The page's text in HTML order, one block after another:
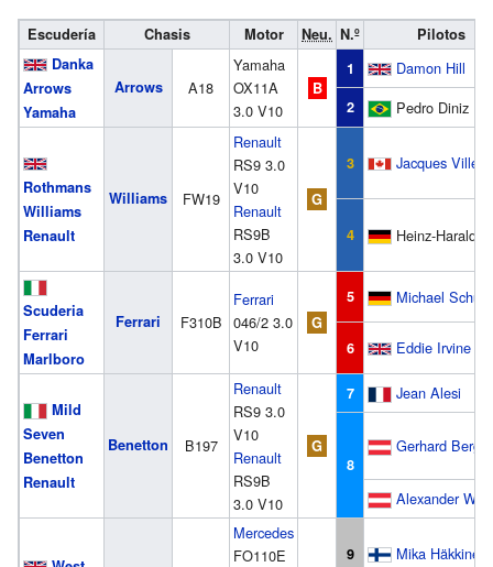
Escudería Chasis Motor Neu. N.º
Pilotos
Danka
Arrows
Yamaha
Arrows A18
Yamaha
OX11A
3.0 V10
B
1 Damon Hill
2 Pedro Diniz
Rothmans
Williams
Renault
Williams FW19
Renault
RS9 3.0
V10
Renault
RS9B
3.0 V10
G
3 Jacques
4 Heinz-Harald
Scuderia
Ferrari
Marlboro
Ferrari F310B
Ferrari
046/2 3.0
V10
G
5 Michael
6 Eddie Irvine
Mild
Seven
Benetton
Renault
Benetton B197
Renault
RS9 3.0
V10
Renault
RS9B
3.0 V10
G
7 Jean Alesi
8
Gerhard Berger
Alexander
Mercedes
FO110E
9 Mika Häkkinen